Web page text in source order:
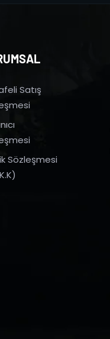
Satış
Sözleşmesi